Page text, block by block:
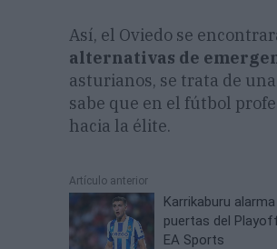
Así, el Oviedo se
alternativas de
asturianos, se trata de
sabe que en el fútbol
hacia la élite.
Artículo anterior
Karrikaburu
puertas del
EA Sports